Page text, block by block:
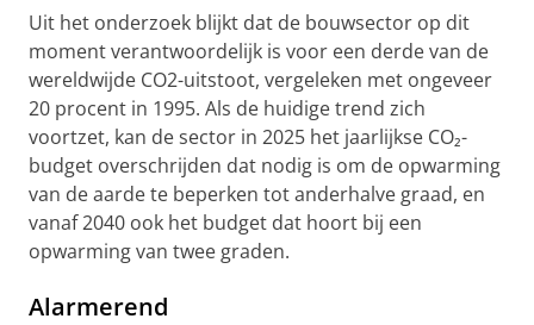
Uit het onderzoek blijkt dat de bouwsector op dit
moment verantwoordelijk is voor een derde van de
wereldwijde CO2-uitstoot, vergeleken met ongeveer
20 procent in 1995. Als de huidige trend zich
voortzet, kan de sector in 2025 het jaarlijkse CO₂-
budget overschrijden dat nodig is om de opwarming
van de aarde te beperken tot anderhalve graad, en
vanaf 2040 ook het budget dat hoort bij een
opwarming van twee graden.
Alarmerend